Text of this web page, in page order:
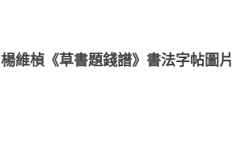
楊維楨《草書題錢譜》書法字帖圖片